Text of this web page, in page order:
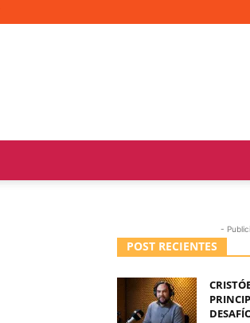
-
POST RECIENTES